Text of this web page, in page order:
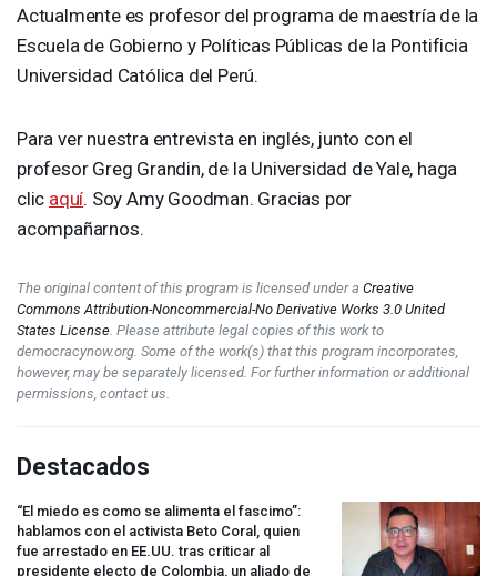
Actualmente es profesor del programa de maestría de la
Escuela de Gobierno y Políticas Públicas de la Pontificia
Universidad Católica del Perú.
Para ver nuestra entrevista en inglés, junto con el
profesor Greg Grandin, de la Universidad de Yale, haga
clic aquí. Soy Amy Goodman. Gracias por
acompañarnos.
The original content of this program is licensed under a Creative
Commons Attribution-Noncommercial-No Derivative Works 3.0 United
States License . Please attribute legal copies of this work to
democracynow.org. Some of the work(s) that this program incorporates,
however, may be separately licensed. For further information or additional
permissions, contact us.
Destacados
“El miedo es como se alimenta el fascimo”:
hablamos con el activista Beto Coral, quien
fue arrestado en EE.UU. tras criticar al
presidente electo de Colombia, un aliado de